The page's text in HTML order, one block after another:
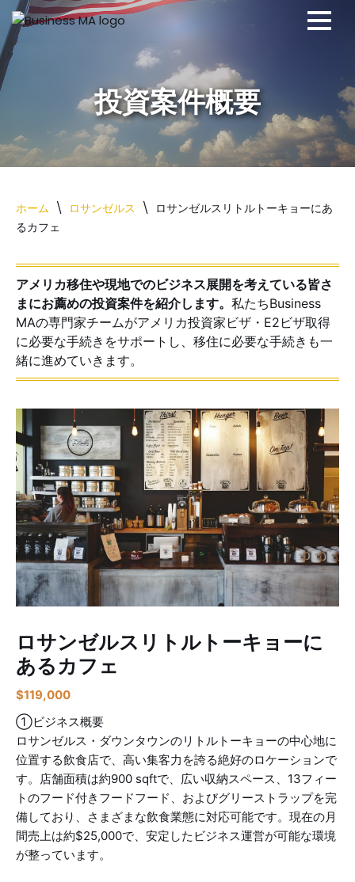
コ
へ
プ
ホーム \ ロサンゼルス \ ロサンゼルスリトルトーキョーにあ
るカフェ
アメリカ移住や現地でのビジネス展開を考えている皆さ
まにお薦めの投資案件を紹介します。 私たちBusiness
MAの専門家チームがアメリカ投資家ビザ・E2ビザ取得
に必要な手続きをサポートし、移住に必要な手続きも一
緒に進めていきます。
ロサンゼルスリトルトーキョーに
あるカフェ
$119,000
①ビジネス概要
ロサンゼルス・ダウンタウンのリトルトーキョーの中心地に
位置する飲食店で、高い集客力を誇る絶好のロケーションで
す。店舗面積は約900 sqftで、広い収納スペース、13フィー
トのフード付きフードフード、およびグリーストラップを完
備しており、さまざまな飲食業態に対応可能です。現在の月
間売上は約$25,000で、安定したビジネス運営が可能な環境
が整っています。